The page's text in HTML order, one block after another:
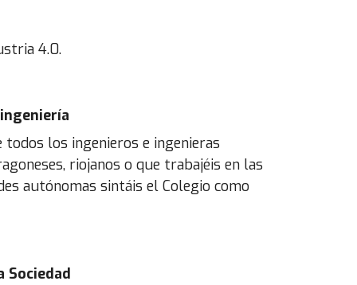
4.0.
todos los ingenieros e ingenieras
riojanos o que trabajéis en las
autónomas sintáis el Colegio como
Sociedad